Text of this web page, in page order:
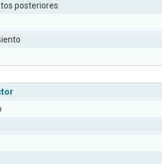
posteriores